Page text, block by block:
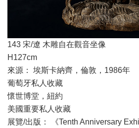
143 宋/遼 木雕自在觀音坐像
H127cm
來源： 埃斯卡納齊，倫敦，1986年
葡萄牙私人收藏
懷世博堂，紐約
美國重要私人收藏
展覽/出版： 《Tenth Anniversary